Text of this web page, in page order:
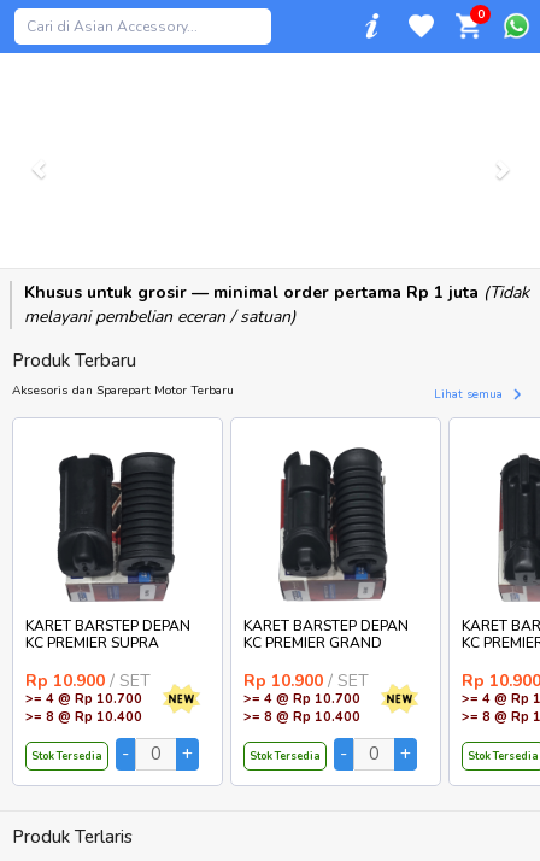
0
Khusus untuk grosir — minimal order pertama Rp 1 juta (Tidak
melayani pembelian eceran / satuan)
Produk Terbaru
Aksesoris dan Sparepart Motor Terbaru Lihat semua
KARET BARSTEP DEPAN
KC PREMIER SUPRA
Rp 10.900 / SET
>= 4 @ Rp 10.700
>= 8 @ Rp 10.400
Stok Tersedia
KARET BARSTEP DEPAN
KC PREMIER GRAND
Rp 10.900 / SET
>= 4 @ Rp 10.700
>= 8 @ Rp 10.400
Stok Tersedia
KARET
KC
Rp 10.900
>= 4 @ Rp
>= 8 @ Rp
Stok Tersedia
Produk Terlaris